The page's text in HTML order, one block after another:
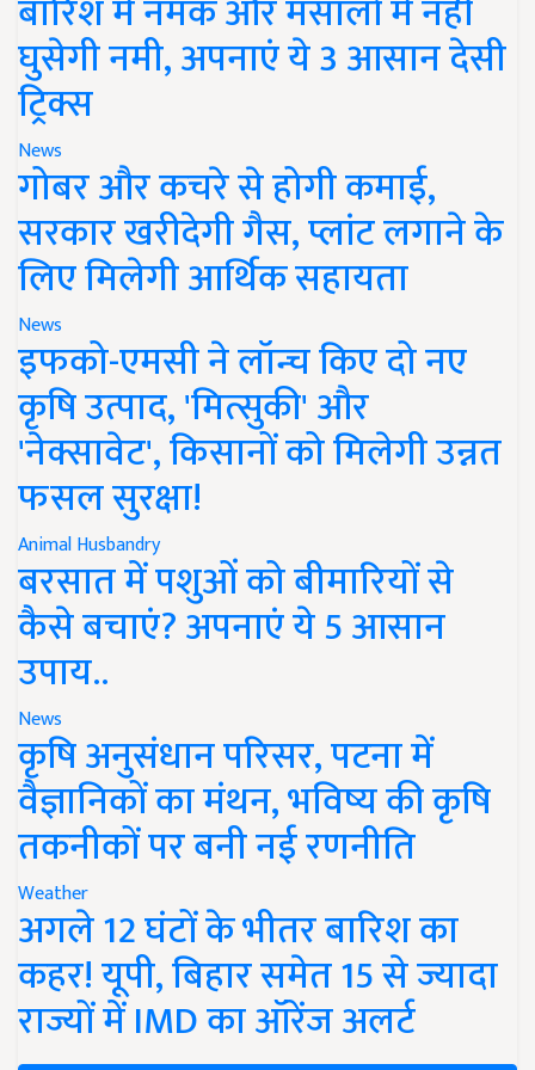
बारिश में नमक और मसालों में नहीं
घुसेगी नमी, अपनाएं ये 3 आसान देसी
ट्रिक्स
News
गोबर और कचरे से होगी कमाई,
सरकार खरीदेगी गैस, प्लांट लगाने के
लिए मिलेगी आर्थिक सहायता
News
इफको-एमसी ने लॉन्च किए दो नए
कृषि उत्पाद, 'मित्सुकी' और
'नेक्सावेट', किसानों को मिलेगी उन्नत
फसल सुरक्षा!
Animal Husbandry
बरसात में पशुओं को बीमारियों से
कैसे बचाएं? अपनाएं ये 5 आसान
उपाय..
News
कृषि अनुसंधान परिसर, पटना में
वैज्ञानिकों का मंथन, भविष्य की कृषि
तकनीकों पर बनी नई रणनीति
Weather
अगले 12 घंटों के भीतर बारिश का
कहर! यूपी, बिहार समेत 15 से ज्यादा
राज्यों में IMD का ऑरेंज अलर्ट